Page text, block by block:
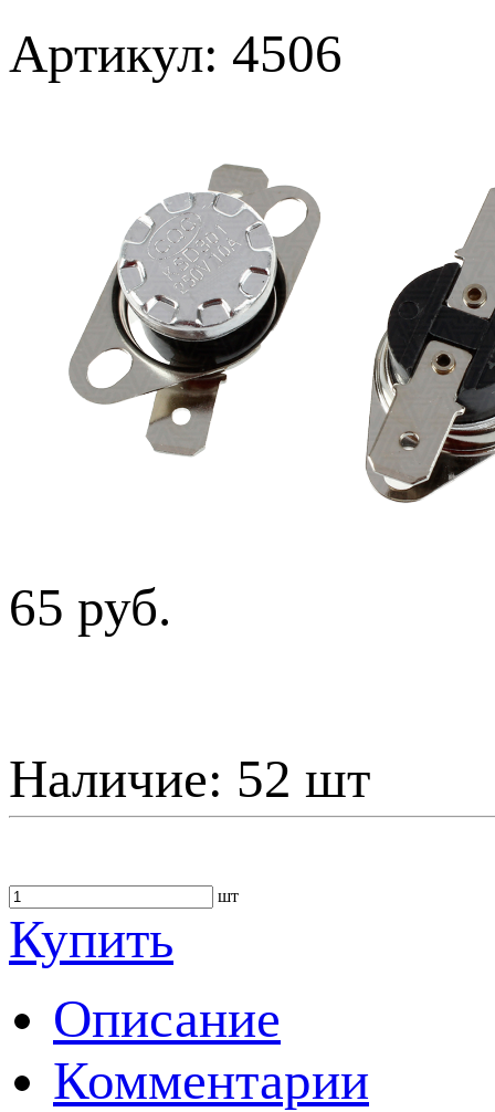
Артикул: 4506
65 руб.
Наличие: 52 шт
шт
Купить
Описание
Комментарии